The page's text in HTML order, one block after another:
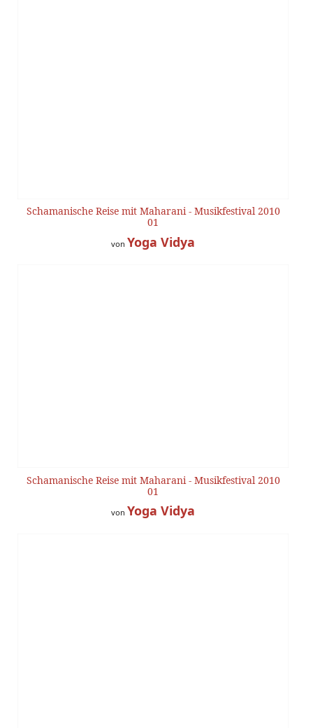
Schamanische Reise mit Maharani - Musikfestival 2010
01
von Yoga Vidya
Schamanische Reise mit Maharani - Musikfestival 2010
01
von Yoga Vidya